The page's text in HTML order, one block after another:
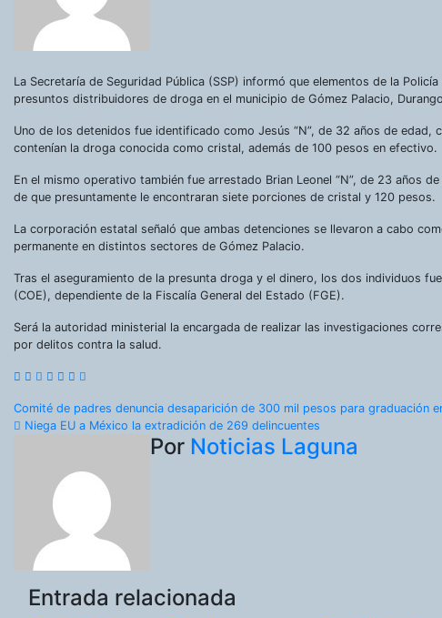
La Secretaría de Seguridad Pública (SSP) informó que elementos de la
presuntos distribuidores de droga en el municipio de Gómez Palacio,
Uno de los detenidos fue identificado como Jesús “N”, de 32 años de
contenían la droga conocida como cristal, además de 100 pesos en efectivo.
En el mismo operativo también fue arrestado Brian Leonel “N”, de 23 años
de que presuntamente le encontraran siete porciones de cristal y 120 pesos.
La corporación estatal señaló que ambas detenciones se llevaron a cabo
permanente en distintos sectores de Gómez Palacio.
Tras el aseguramiento de la presunta droga y el dinero, los dos individuos
(COE), dependiente de la Fiscalía General del Estado (FGE).
Será la autoridad ministerial la encargada de realizar las investigaciones
por delitos contra la salud.
Navegación
entradas
Comité de padres denuncia desaparición de 300 mil pesos para graduación
Niega EU a México la extradición de 269 delincuentes
Por Noticias Laguna
Entrada relacionada